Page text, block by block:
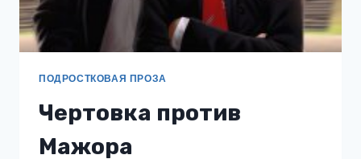
ПОДРОСТКОВАЯ ПРОЗА
Чертовка против
Мажора